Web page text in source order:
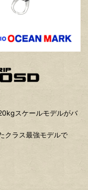
スケールモデルがバ
クラス最強モデルで